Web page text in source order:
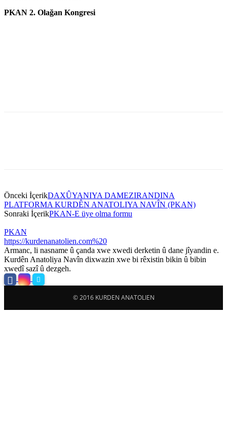
PKAN 2. Olağan Kongresi
Önceki İçerikDAXÛYANIYA DAMEZIRANDINA
PLATFORMA KURDÊN ANATOLIYA NAVÎN (PKAN)
Sonraki İçerikPKAN-E üye olma formu
PKAN
https://kurdenanatolien.com%20
Armanc, li nasname û çanda xwe xwedi derketin û dane jîyandin e.
Kurdên Anatoliya Navîn dixwazin xwe bi rêxistin bikin û bibin
xwedî sazî û dezgeh.
© 2016 KURDEN ANATOLIEN